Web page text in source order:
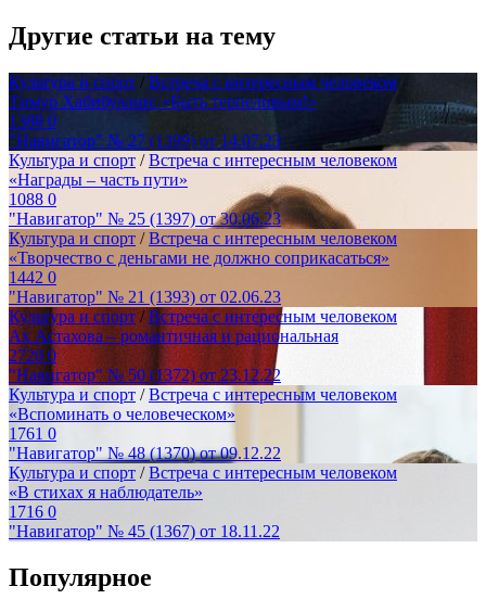
Другие статьи на тему
Культура и спорт / Встреча с интересным человеком
Тимур Хабибуллин: «Быть терпеливым!»
1388 0
"Навигатор" № 27 (1399) от 14.07.23
Культура и спорт /Встреча с интересным человеком
«Награды – часть пути»
1088 0
"Навигатор" № 25 (1397) от 30.06.23
Культура и спорт /Встреча с интересным человеком
«Творчество с деньгами не должно соприкасаться»
1442 0
"Навигатор" № 21 (1393) от 02.06.23
Культура и спорт /Встреча с интересным человеком
Ах Астахова – романтичная и рациональная
2720 0
"Навигатор" № 50 (1372) от 23.12.22
Культура и спорт /Встреча с интересным человеком
«Вспоминать о человеческом»
1761 0
"Навигатор" № 48 (1370) от 09.12.22
Культура и спорт /Встреча с интересным человеком
«В стихах я наблюдатель»
1716 0
"Навигатор" № 45 (1367) от 18.11.22
Популярное